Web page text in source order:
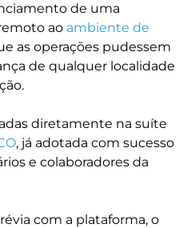
de uma
ao ambiente de
as operações pudessem
de qualquer localidade
diretamente na suíte
, já adotada com sucesso
e colaboradores da
com a plataforma, o